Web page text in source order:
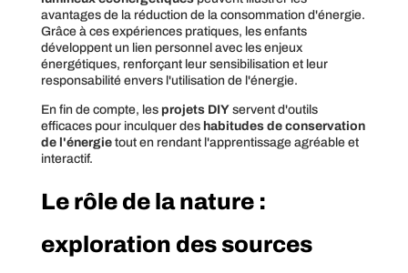
avantages de la réduction de la consommation d'énergie.
Grâce à ces expériences pratiques, les enfants
développent un lien personnel avec les enjeux
énergétiques, renforçant leur sensibilisation et leur
responsabilité envers l'utilisation de l'énergie.
En fin de compte, les projets DIYservent d'outils
efficaces pour inculquer des habitudes de conservation
de l'énergietout en rendant l'apprentissage agréable et
interactif.
Le rôle de la nature :
exploration des sources